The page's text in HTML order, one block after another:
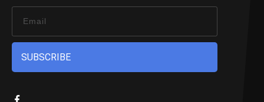
SUBSCRIBE